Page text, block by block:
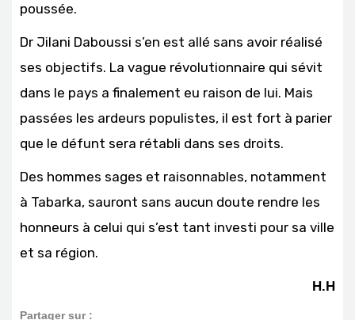
poussée.
Dr Jilani Daboussi s’en est allé sans avoir réalisé
ses objectifs. La vague révolutionnaire qui sévit
dans le pays a finalement eu raison de lui. Mais
passées les ardeurs populistes, il est fort à parier
que le défunt sera rétabli dans ses droits.
Des hommes sages et raisonnables, notamment
à Tabarka, sauront sans aucun doute rendre les
honneurs à celui qui s’est tant investi pour sa ville
et sa région.
H.H
Partager sur :